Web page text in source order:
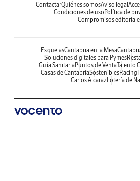
ContactarQuiénes somosAviso legal
Condiciones de uso Política de
Compromisos
EsquelasCantabria en la Mesa
Soluciones digitales para Pymes
Guía Sanitaria Puntos de VentaTalento
Casas de CantabriaSosteniblesRacing
Carlos AlcarazLotería de